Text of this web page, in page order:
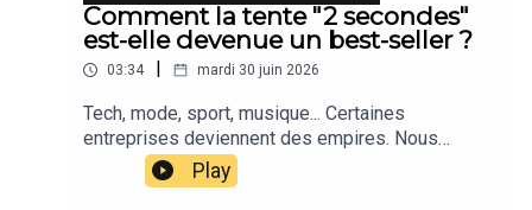
Comment la tente "2 secondes"
est-elle devenue un best-seller ?
03:34 | mardi 30 juin 2026
Tech, mode, sport, musique... Certaines
entreprises deviennent des empires. Nous
suivons leur actu.
Play